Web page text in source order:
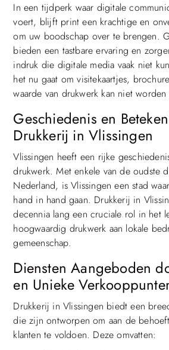
In een tijdperk waar digitale
voert, blijft print een krachtige en
om uw boodschap over te brengen.
bieden een tastbare ervaring en
indruk die digitale media vaak niet
het nu gaat om visitekaartjes,
waarde van drukwerk kan niet
Geschiedenis en
Drukkerij in Vlissingen
Vlissingen heeft een rijke
drukwerk. Met enkele van de oudste
Nederland, is Vlissingen een stad
hand in hand gaan. Drukkerij in
decennia lang een cruciale rol in het
hoogwaardig drukwerk aan lokale
gemeenschap.
Diensten Aangeboden
en Unieke
Drukkerij in Vlissingen biedt een
die zijn ontworpen om aan de
klanten te voldoen. Deze omvatten: